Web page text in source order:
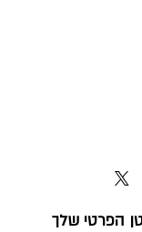
הפרטי שלך